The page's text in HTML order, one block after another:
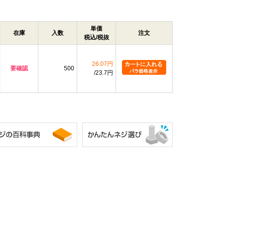
在庫 入数
単価
税込/税抜
注文
要確認 500
26.07円
23.7円